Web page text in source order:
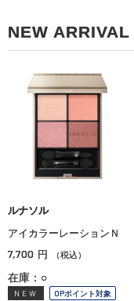
NEW ARRIVAL
ルナソル
アイカラーレーションＮ
7,700 円 （税込）
在庫：○
NEW OPポイント対象